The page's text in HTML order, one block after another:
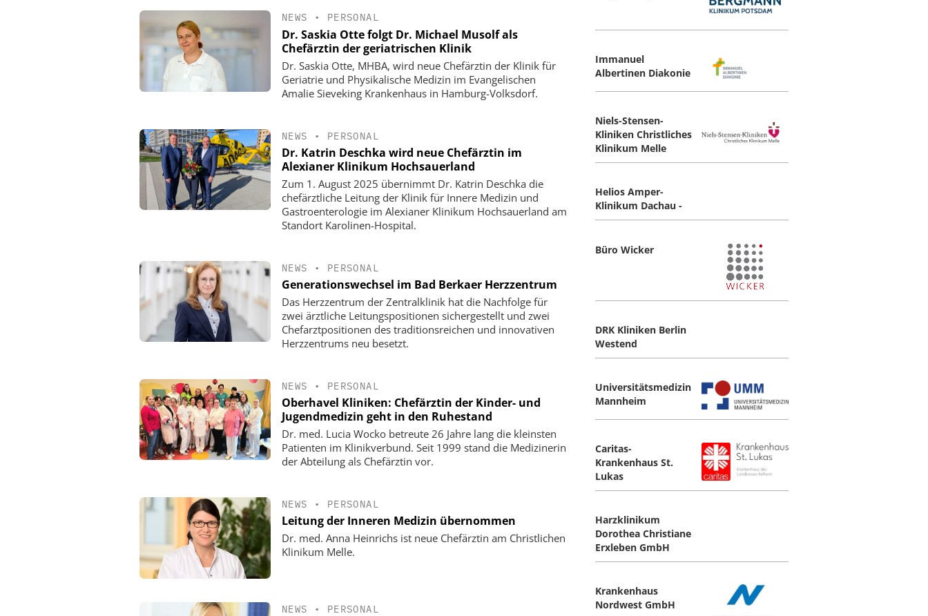
NEWS • PERSONAL
Dr. Saskia Otte folgt Dr. Michael Musolf als
Chefärztin der geriatrischen Klinik
Dr. Saskia Otte, MHBA, wird neue Chefärztin der Klinik für
Geriatrie und Physikalische Medizin im Evangelischen
Amalie Sieveking Krankenhaus in Hamburg-Volksdorf.
NEWS • PERSONAL
Dr. Katrin Deschka wird neue Chefärztin im
Alexianer Klinikum Hochsauerland
Zum 1. August 2025 übernimmt Dr. Katrin Deschka die
chefärztliche Leitung der Klinik für Innere Medizin und
Gastroenterologie im Alexianer Klinikum Hochsauerland am
Standort Karolinen-Hospital.
NEWS • PERSONAL
Generationswechsel im Bad Berkaer Herzzentrum
Das Herzzentrum der Zentralklinik hat die Nachfolge für
zwei ärztliche Leitungspositionen sichergestellt und zwei
Chefarztpositionen des traditionsreichen und innovativen
Herzzentrums neu besetzt.
NEWS • PERSONAL
Oberhavel Kliniken: Chefärztin der Kinder- und
Jugendmedizin geht in den Ruhestand
Dr. med. Lucia Wocko betreute 26 Jahre lang die kleinsten
Patienten im Klinikverbund. Seit 1999 stand die Medizinerin
der Abteilung als Chefärztin vor.
NEWS • PERSONAL
Leitung der Inneren Medizin übernommen
Dr. med. Anna Heinrichs ist neue Chefärztin am Christlichen
Klinikum Melle.
NEWS • PERSONAL
Immanuel
Albertinen Diakonie
Niels-Stensen-
Kliniken Christliches
Klinikum Melle
Helios Amper-
Klinikum Dachau -
Büro Wicker
DRK Kliniken Berlin
Westend
Universitätsmedizin
Mannheim
Caritas-
Krankenhaus St.
Lukas
Harzklinikum
Dorothea Christiane
Erxleben GmbH
Krankenhaus
Nordwest GmbH